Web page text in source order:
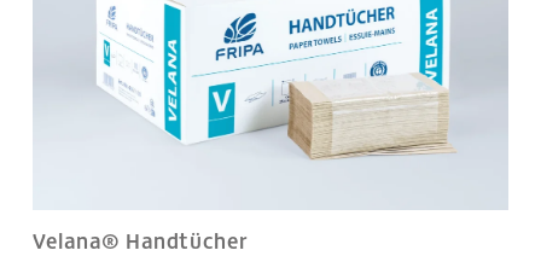
Velana® Handtücher